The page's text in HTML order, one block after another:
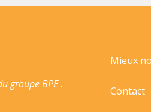
groupe BPE .
Mieux
Contact